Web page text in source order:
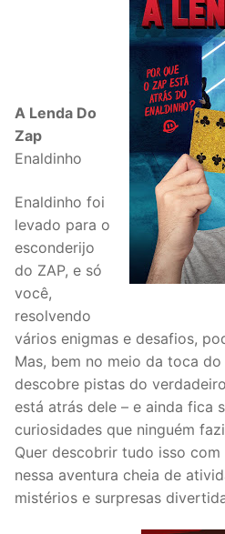
A Lenda Do
Zap
Enaldinho
Enaldinho foi
levado para o
esconderijo
do ZAP, e só
você,
resolvendo
vários enigmas e desafios,
Mas, bem no meio da toca
descobre pistas do
está atrás dele – e ainda fica
curiosidades que ninguém
Quer descobrir tudo isso com
nessa aventura cheia de
mistérios e surpresas